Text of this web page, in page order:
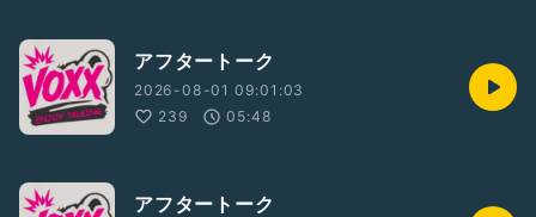
アフタートーク
2026-08-01 09:01:03
239
05:48
アフタートーク